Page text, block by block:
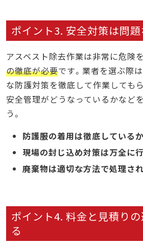
ポイント3. 安全対策は問
アスベスト除去作業は非常に危険
の徹底が必要です。業者を選ぶ際
な防護対策を徹底して作業しても
安全管理がどうなっているかなど
う。
防護服の着用は徹底しているか
現場の封じ込め対策は万全に
廃棄物は適切な方法で処理さ
ポイント4. 料金と見積り
る